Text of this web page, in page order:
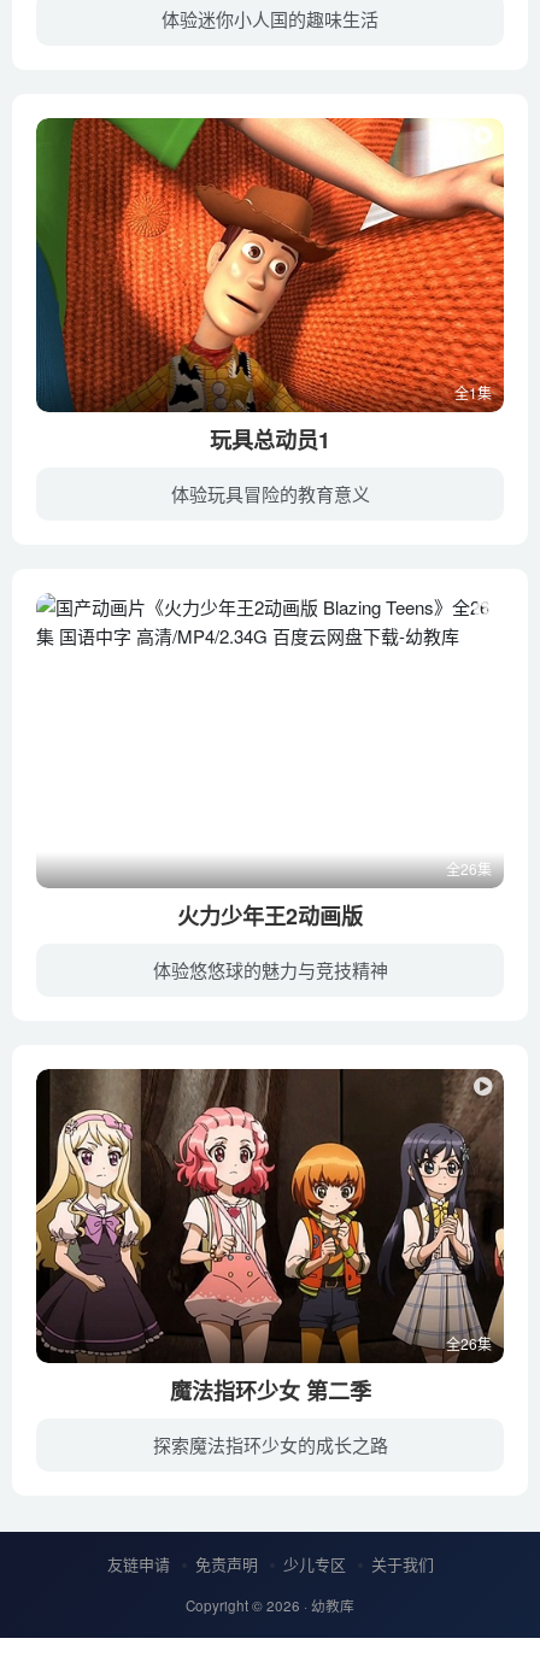
体验迷你小人国的趣味生活
全1集
玩具总动员1
体验玩具冒险的教育意义
全26集
火力少年王2动画版
体验悠悠球的魅力与竞技精神
全26集
魔法指环少女 第二季
探索魔法指环少女的成长之路
友链申请 免责声明 少儿专区 关于我们
Copyright © 2026 · 幼教库